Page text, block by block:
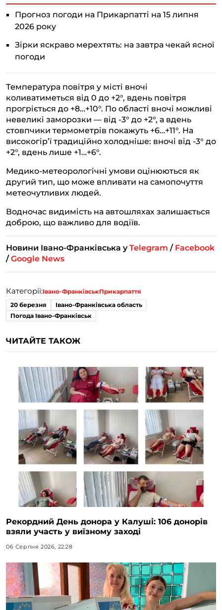
Прогноз погоди на Прикарпатті на 15 липня
2026 року
Зірки яскраво мерехтять: на завтра чекай ясної
погоди
Температура повітря у місті вночі
коливатиметься від 0 до +2°, вдень повітря
прогріється до +8…+10°. По області вночі можливі
невеликі заморозки — від -3° до +2°, а вдень
стовпчики термометрів покажуть +6…+11°. На
високогір’ї традиційно холодніше: вночі від -3° до
+2°, вдень лише +1…+6°.
Медико-метеорологічні умови оцінюються як
другий тип, що може впливати на самопочуття
метеочутливих людей.
Водночас видимість на автошляхах залишається
доброю, що важливо для водіїв.
Новини Івано-Франківська уTelegram / Facebook
/Google News
Категорії:Івано-ФранківськПрикарпаття
20 березня
Івано-Франківська область
Погода Івано-Франківськ
ЧИТАЙТЕ ТАКОЖ
Рекордний День донора у Калуші: 106 донорів
взяли участь у виїзному заході
06 Серпня 2026, 22:28